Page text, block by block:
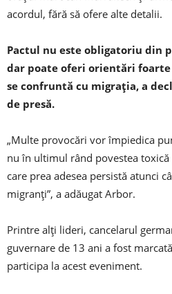
acordul, fără să ofere alte detalii.
Pactul nu este obligatoriu din
dar poate oferi orientări
se confruntă cu migraţia, a
de presă.
„Multe provocări vor împiedica
nu în ultimul rând povestea
care prea adesea persistă atunci
migranţi”, a adăugat Arbor.
Printre alţi lideri, cancelarul
guvernare de 13 ani a fost
participa la acest eveniment.